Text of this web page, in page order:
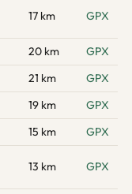
17 km GPX
20 km
GPX
21 km
GPX
19 km
GPX
15 km
GPX
13 km GPX